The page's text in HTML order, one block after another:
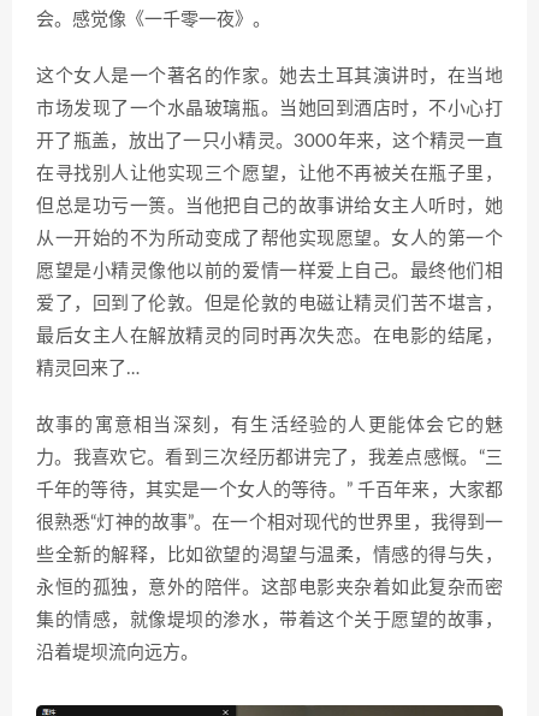
会。感觉像《一千零一夜》。
这个女人是一个著名的作家。她去土耳其演讲时，在当地
市场发现了一个水晶玻璃瓶。当她回到酒店时，不小心打
开了瓶盖，放出了一只小精灵。3000年来，这个精灵一直
在寻找别人让他实现三个愿望，让他不再被关在瓶子里，
但总是功亏一篑。当他把自己的故事讲给女主人听时，她
从一开始的不为所动变成了帮他实现愿望。女人的第一个
愿望是小精灵像他以前的爱情一样爱上自己。最终他们相
爱了，回到了伦敦。但是伦敦的电磁让精灵们苦不堪言，
最后女主人在解放精灵的同时再次失恋。在电影的结尾，
精灵回来了…
故事的寓意相当深刻，有生活经验的人更能体会它的魅
力。我喜欢它。看到三次经历都讲完了，我差点感慨。“三
千年的等待，其实是一个女人的等待。” 千百年来，大家都
很熟悉“灯神的故事”。在一个相对现代的世界里，我得到一
些全新的解释，比如欲望的渴望与温柔，情感的得与失，
永恒的孤独，意外的陪伴。这部电影夹杂着如此复杂而密
集的情感，就像堤坝的渗水，带着这个关于愿望的故事，
沿着堤坝流向远方。